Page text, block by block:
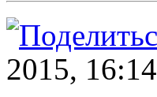
2015, 16:14